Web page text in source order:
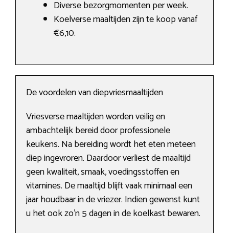
Diverse bezorgmomenten per week.
Koelverse maaltijden zijn te koop vanaf
€6,10.
De voordelen van diepvriesmaaltijden
Vriesverse maaltijden worden veilig en
ambachtelijk bereid door professionele
keukens. Na bereiding wordt het eten meteen
diep ingevroren. Daardoor verliest de maaltijd
geen kwaliteit, smaak, voedingsstoffen en
vitamines. De maaltijd blijft vaak minimaal een
jaar houdbaar in de vriezer. Indien gewenst kunt
u het ook zo’n 5 dagen in de koelkast bewaren.